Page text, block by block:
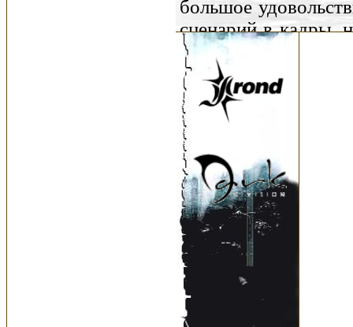
большое
сценарий в кадры,
визуальные
светом,
героя,
режиссер ставит
что в этом есть
вложиться
музыкантов
коммерческой
пробуждающему
работой с
глубоко
всегда приятно
спасибо нашей